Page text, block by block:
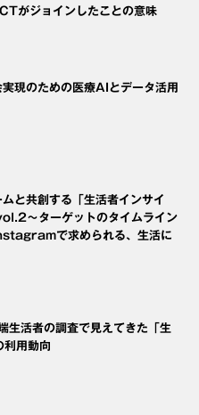
がジョインしたことの意味
現のための医療AIとデータ活用
と共創する「生活者インサイ
～ターゲットのタイムライン
で求められる、生活に
生活者の調査で見えてきた「生
用動向